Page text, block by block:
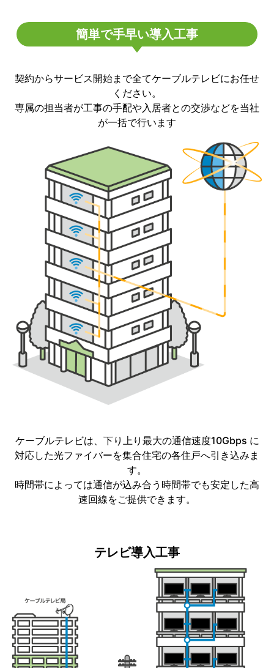
簡単で手早い導入工事
契約からサービス開始まで全てケーブルテレビにお任せ
ください。
専属の担当者が工事の手配や入居者との交渉などを当社
が一括で行います
ケーブルテレビは、下り上り最大の通信速度10Gbps に
対応した光ファイバーを集合住宅の各住戸へ引き込みま
す。
時間帯によっては通信が込み合う時間帯でも安定した高
速回線をご提供できます。
テレビ導入工事